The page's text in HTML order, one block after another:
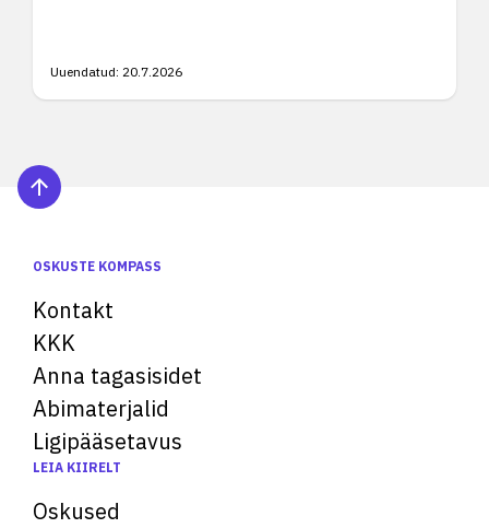
Uuendatud: 20.7.2026
OSKUSTE KOMPASS
Kontakt
KKK
Anna tagasisidet
Abimaterjalid
Ligipääsetavus
LEIA KIIRELT
Oskused